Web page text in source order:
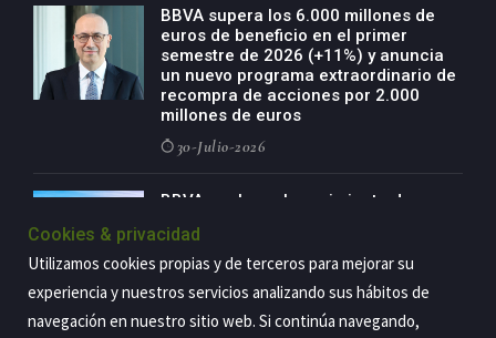
BBVA supera los 6.000 millones de
euros de beneficio en el primer
semestre de 2026 (+11%) y anuncia
un nuevo programa extraordinario de
recompra de acciones por 2.000
millones de euros
30-Julio-2026
BBVA acelera el crecimiento de su
de especialización presente en siete
países
29-Julio-2026
Cookies & privacidad
Utilizamos cookies propias y de terceros para mejorar su
experiencia y nuestros servicios analizando sus hábitos de
navegación en nuestro sitio web. Si continúa navegando,